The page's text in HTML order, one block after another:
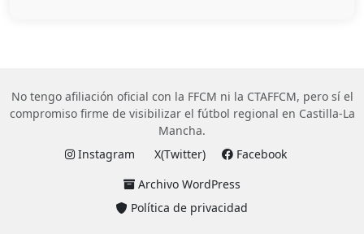
No tengo afiliación oficial con la FFCM ni la CTAFFCM, pero sí el
compromiso firme de visibilizar el fútbol regional en Castilla-La
Mancha.
Instagram
X(Twitter)
Facebook
Archivo WordPress
Política de privacidad